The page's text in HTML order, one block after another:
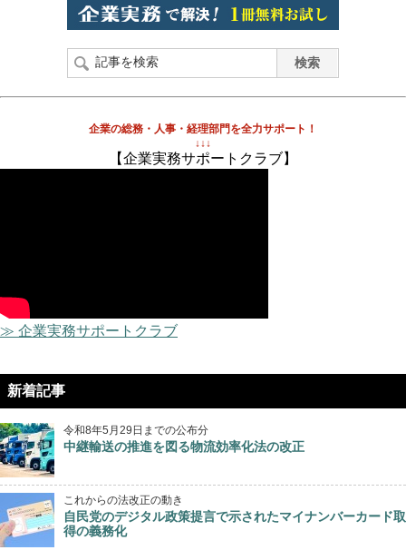
企業の総務・人事・経理部門を全力サポート！
↓↓↓
【企業実務サポートクラブ】
≫ 企業実務サポートクラブ
新着記事
令和8年5月29日までの公布分
中継輸送の推進を図る物流効率化法の改正
これからの法改正の動き
自民党のデジタル政策提言で示されたマイナンバーカード取
得の義務化